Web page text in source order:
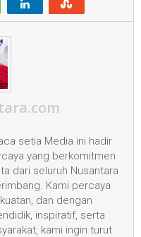
setia Media ini hadir
yang berkomitmen
dari seluruh Nusantara
Kami percaya
dan dengan
inspiratif, serta
kami ingin turut